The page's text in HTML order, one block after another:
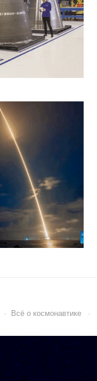
· Всё о космонавтике ·